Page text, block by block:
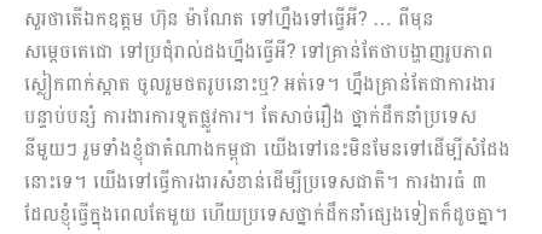
សួរថាតើឯកឧត្តម ហ៊ុន ម៉ាណែត ទៅហ្នឹងទៅធ្វើអី? … ពីមុន
សម្ដេចតេជោ ទៅប្រជុំរាល់ដងហ្នឹងធ្វើអី? ទៅគ្រាន់តែថា​បង្ហាញរូបភាព​
ស្លៀកពាក់ស្អាត ចូលរួមថតរូបនោះឬ? អត់ទេ។ ហ្នឹងគ្រាន់តែជាការងារ
បន្ទាប់បន្សំ ការងារការទូតផ្លូវការ។ តែសាច់រឿង ថ្នាក់ដឹកនាំប្រទេស​
នីមួយៗ រួមទាំងខ្ញុំជាតំណាងកម្ពុជា យើងទៅនេះមិនមែនទៅដើម្បីសំដែង
នោះទេ។ យើងទៅធ្វើការ​ងារសំខាន់ដើម្បីប្រទេសជាតិ។ ការងារធំ ៣
ដែលខ្ញុំធ្វើក្នុងពេលតែមួយ ហើយប្រទេសថ្នាក់ដឹកនាំផ្សេងទៀតក៏ដូចគ្នា។